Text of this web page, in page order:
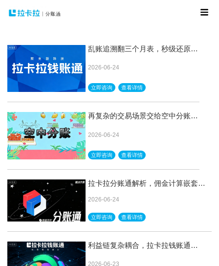
乱账追溯翻三个月表，秒级还原随
2026-06-24
立即咨询 查看详情
再复杂的交易场景交给空中分账轻
2026-06-24
立即咨询 查看详情
拉卡拉分账通解析，佣金计算嵌套三
2026-06-24
立即咨询 查看详情
利益链复杂耦合，拉卡拉钱账通分
2026-06-23